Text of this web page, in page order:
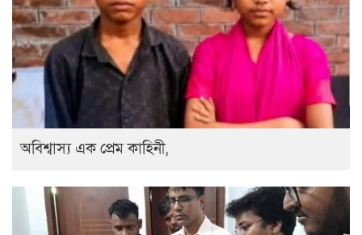
অবিশ্বাস্য এক প্রেম কাহিনী,